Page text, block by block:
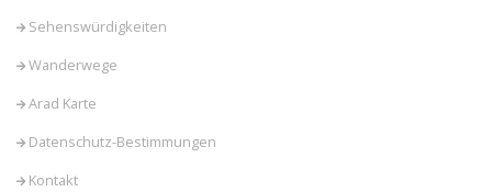
Sehenswürdigkeiten
Wanderwege
Arad Karte
Datenschutz-Bestimmungen
Kontakt